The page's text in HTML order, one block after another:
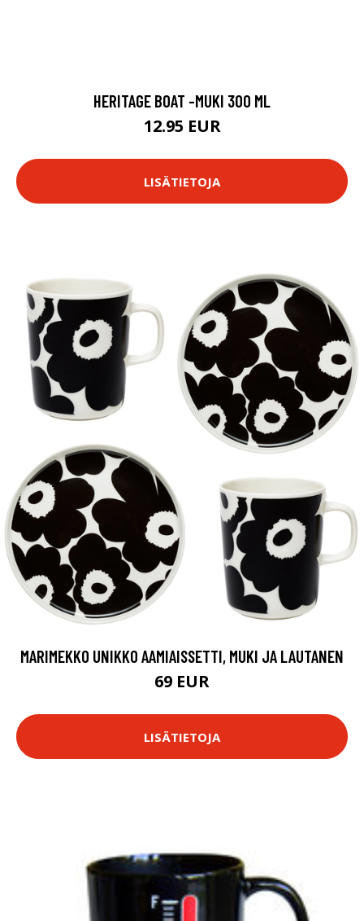
HERITAGE BOAT -MUKI 300 ML
12.95 EUR
LISÄTIETOJA
MARIMEKKO UNIKKO AAMIAISSETTI, MUKI JA LAUTANEN
69 EUR
LISÄTIETOJA